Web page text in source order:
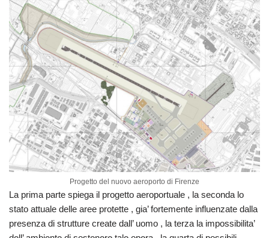
Progetto del nuovo aeroporto di Firenze
La prima parte spiega il progetto aeroportuale , la seconda lo
stato attuale delle aree protette , gia’ fortemente influenzate dalla
presenza di strutture create dall’ uomo , la terza la impossibilita’